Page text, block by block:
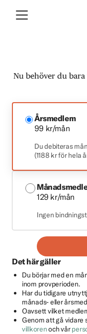
Nu behöver du
Årsmedlem
99 kr/mån
Du debiteras
(1188 kr för hela
129 kr/mån
Ingen
Det här gäller
Du börjar med en
inom provperioden.
Har du tidigare
månads- eller
Oavsett vilket
Genom att gå vidare
villkorenoch vår